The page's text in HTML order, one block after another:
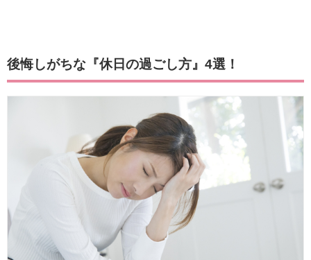
後悔しがちな『休日の過ごし方』4選！